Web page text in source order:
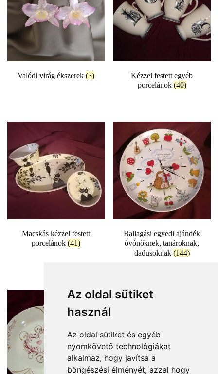
Az oldal sütiket
használ
Az oldal sütiket és egyéb
nyomkövető technológiákat
alkalmaz, hogy javítsa a
böngészési élményét, azzal hogy
Valódi virág ékszerek(3)
Kézzel festett egyéb
porcelánok (40)
Macskás kézzel festett
porcelánok(41)
Ballagási egyedi ajándék
óvónőknek, tanároknak,
dadusoknak (144)